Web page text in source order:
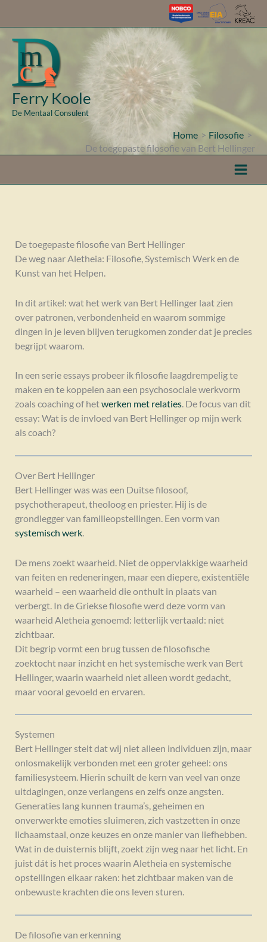
inhoud
Ferry Koole
De Mentaal Consulent
Home
Filosofie
De toegepaste filosofie van Bert Hellinger
De toegepaste filosofie van Bert Hellinger
De weg naar Aletheia: Filosofie, Systemisch Werk en de
Kunst van het Helpen.
In dit artikel: wat het werk van Bert Hellinger laat zien
over patronen, verbondenheid en waarom sommige
dingen in je leven blijven terugkomen zonder dat je precies
begrijpt waarom.
In een serie essays probeer ik filosofie laagdrempelig te
maken en te koppelen aan een psychosociale werkvorm
zoals coaching of hetwerken met relaties. De focus van dit
essay: Wat is de invloed van Bert Hellinger op mijn werk
als coach?
Over Bert Hellinger
Bert Hellinger was was een Duitse filosoof,
psychotherapeut, theoloog en priester. Hij is de
grondlegger van familieopstellingen. Een vorm van
systemisch werk.
De mens zoekt waarheid. Niet de oppervlakkige waarheid
van feiten en redeneringen, maar een diepere, existentiële
waarheid – een waarheid die onthult in plaats van
verbergt. In de Griekse filosofie werd deze vorm van
waarheid Aletheia genoemd: letterlijk vertaald: niet
zichtbaar.
Dit begrip vormt een brug tussen de filosofische
zoektocht naar inzicht en het systemische werk van Bert
Hellinger, waarin waarheid niet alleen wordt gedacht,
maar vooral gevoeld en ervaren.
Systemen
Bert Hellinger stelt dat wij niet alleen individuen zijn, maar
onlosmakelijk verbonden met een groter geheel: ons
familiesysteem. Hierin schuilt de kern van veel van onze
uitdagingen, onze verlangens en zelfs onze angsten.
Generaties lang kunnen trauma’s, geheimen en
onverwerkte emoties sluimeren, zich vastzetten in onze
lichaamstaal, onze keuzes en onze manier van liefhebben.
Wat in de duisternis blijft, zoekt zijn weg naar het licht. En
juist dát is het proces waarin Aletheia en systemische
opstellingen elkaar raken: het zichtbaar maken van de
onbewuste krachten die ons leven sturen.
De filosofie van erkenning